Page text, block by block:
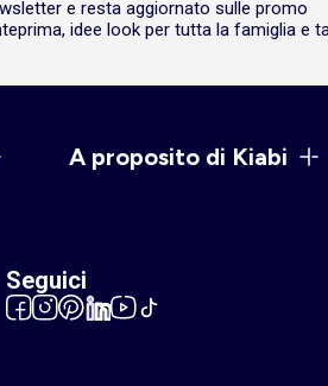
e resta aggiornato sulle promo
idee look per tutta la famiglia e
A proposito di Kiabi
Seguici